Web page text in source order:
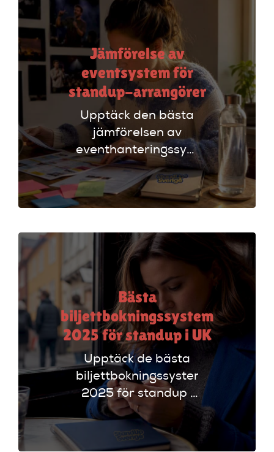
Jämförelse av
eventsystem för
standup-arrangörer
Upptäck den bästa
jämförelsen av
eventhanteringssystem
för standup-
arrangörer. Få
insikter om
evenemangskalender
och biljettlänkar!
Bästa
biljettbokningssystem
2025 för standup i UK
Upptäck de bästa
biljettbokningssystem
2025 för standup i
UK. Jämför
plattformar som
Ticketmaster och